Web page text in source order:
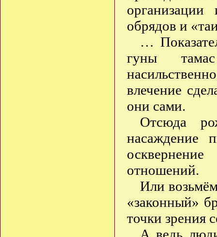
обрядов и
…
гуны
влечение
они сами.
Отсюда
насаждение
отношений.
Или
«законный»
точки зрения